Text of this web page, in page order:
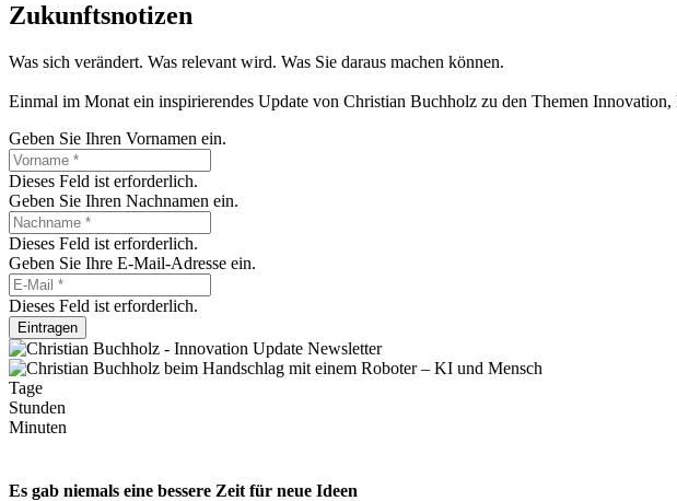
Zukunftsnotizen
Was sich verändert. Was relevant wird. Was Sie daraus machen können.
Einmal im Monat ein inspirierendes Update von Christian Buchholz zu den Themen
Geben Sie Ihren Vornamen ein.
Dieses Feld ist erforderlich.
Geben Sie Ihren Nachnamen ein.
Dieses Feld ist erforderlich.
Geben Sie Ihre E-Mail-Adresse ein.
Dieses Feld ist erforderlich.
Eintragen
Tage
Stunden
Minuten
Es gab niemals eine bessere Zeit für neue Ideen